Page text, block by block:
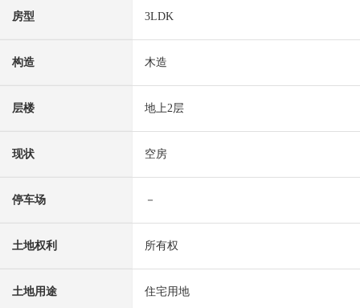
房型 3LDK
构造 木造
层楼 地上2层
现状 空房
停车场 －
土地权利 所有权
土地用途 住宅用地